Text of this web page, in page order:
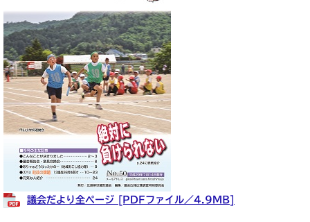
議会だより全ページ [PDFファイル／4.9MB]